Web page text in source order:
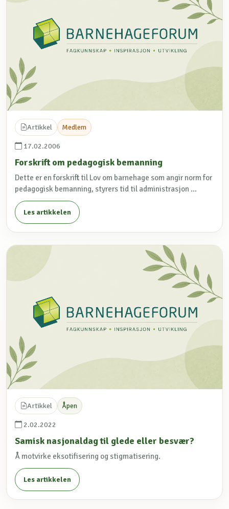
Artikkel Medlem
17.02.2006
Forskrift om pedagogisk bemanning
Dette er en forskrift til Lov om barnehage som angir norm for
pedagogisk bemanning, styrers tid til administrasjon ...
Les artikkelen
Artikkel Åpen
2.02.2022
Samisk nasjonaldag til glede eller besvær?
Å motvirke eksotifisering og stigmatisering.
Les artikkelen